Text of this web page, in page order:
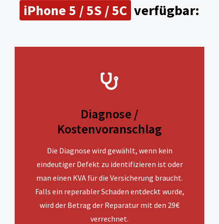
iPhone 5 / 5S / 5C verfügbar:
Diagnose /
Kostenvoranschlag
Die Diagnose wird gewählt, wenn kein
eindeutiger Defekt zu identifizieren ist oder
man einen KVA für die Versicherung braucht.
Falls ein reperabler Schaden entdeckt wurde,
wird der Betrag der Reparatur mit den 29€
verrechnet.